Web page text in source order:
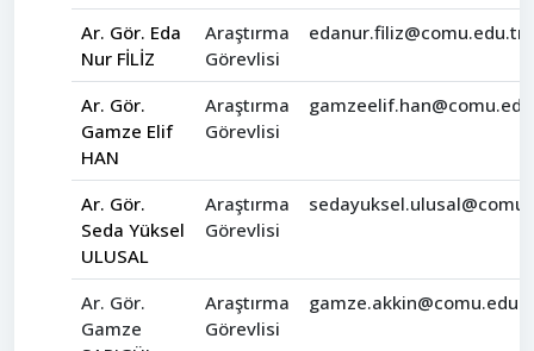
Ar. Gör. Eda
Nur FİLİZ
Araştırma
Görevlisi
edanur.filiz@comu.edu.tr
Ar. Gör.
Gamze Elif
HAN
Araştırma
Görevlisi
Ar. Gör.
Seda Yüksel
ULUSAL
Araştırma
Görevlisi
Ar. Gör.
Gamze
Araştırma
Görevlisi